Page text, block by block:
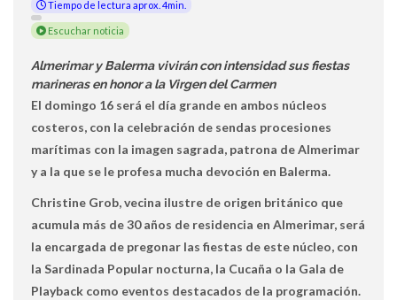
Tiempo de lectura aprox. 4min.
Escuchar noticia
Almerimar y Balerma vivirán con intensidad sus fiestas
marineras en honor a la Virgen del Carmen
El domingo 16 será el día grande en ambos núcleos
costeros, con la celebración de sendas procesiones
marítimas con la imagen sagrada, patrona de Almerimar
y a la que se le profesa mucha devoción en Balerma.
Christine Grob, vecina ilustre de origen británico que
acumula más de 30 años de residencia en Almerimar, será
la encargada de pregonar las fiestas de este núcleo, con
la Sardinada Popular nocturna, la Cucaña o la Gala de
Playback como eventos destacados de la programación.